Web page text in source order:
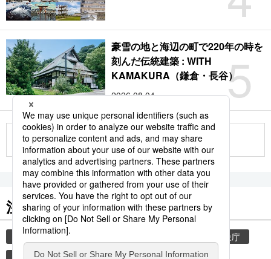
5
豪雪の地と海辺の町で220年の時を
刻んだ伝統建築 : WITH
KAMAKURA（鎌倉・長谷）
2026.08.04
もっと見る
注目のキーワード
共同通信ニュース
気象庁